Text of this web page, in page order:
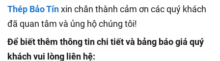
Thép Bảo Tínxin chân thành cảm ơn các quý khách
đã quan tâm và ủng hộ chúng tôi!
Để biết thêm thông tin chi tiết và bảng báo giá quý
khách vui lòng liên hệ: